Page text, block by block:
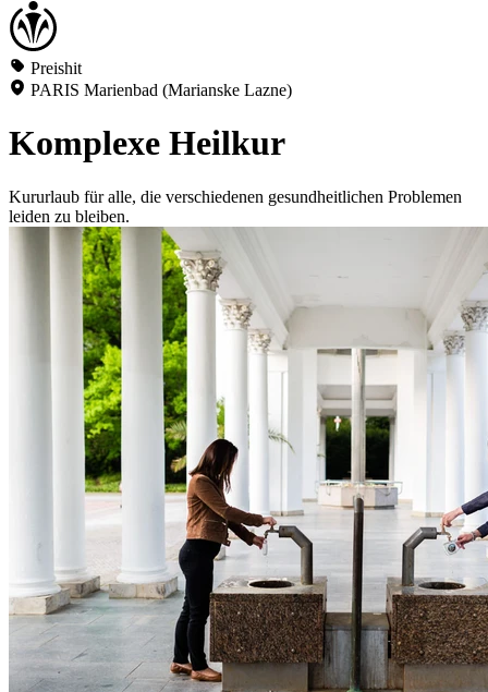
Preishit
PARIS Marienbad (Marianske Lazne)
Komplexe Heilkur
Kururlaub für alle, die verschiedenen gesundheitlichen Problemen
leiden zu bleiben.